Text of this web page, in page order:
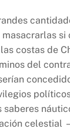
si
costas de
del
celestial